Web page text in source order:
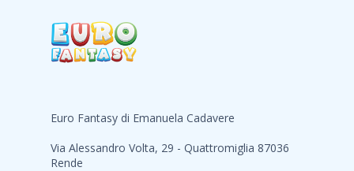
Euro Fantasy di Emanuela Cadavere
Via Alessandro Volta, 29 - Quattromiglia 87036
Rende